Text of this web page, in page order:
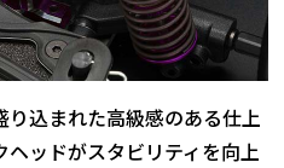
込まれた高級感のある仕上
ッドがスタビリティを向上